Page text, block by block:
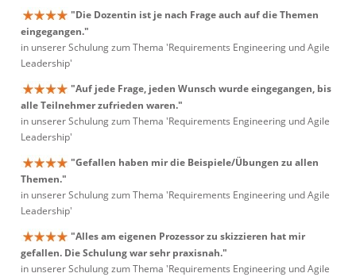
"Die Dozentin ist je nach Frage auch auf die Themen
eingegangen."
in unserer Schulung zum Thema 'Requirements Engineering und Agile
Leadership'
"Auf jede Frage, jeden Wunsch wurde eingegangen, bis
alle Teilnehmer zufrieden waren."
in unserer Schulung zum Thema 'Requirements Engineering und Agile
Leadership'
"Gefallen haben mir die Beispiele/Übungen zu allen
Themen."
in unserer Schulung zum Thema 'Requirements Engineering und Agile
Leadership'
"Alles am eigenen Prozessor zu skizzieren hat mir
gefallen. Die Schulung war sehr praxisnah."
in unserer Schulung zum Thema 'Requirements Engineering und Agile